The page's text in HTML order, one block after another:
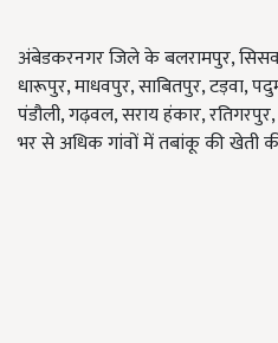
अंबेडकरनगर जिले के बलरामपुर,
धारूपुर, माधवपुर, साबितपुर, टड़वा,
पंडौली, गढ़वल, सराय हंकार,
भर से अधिक गांवों में तबांकू की खेती